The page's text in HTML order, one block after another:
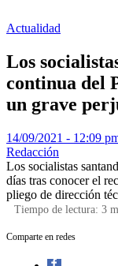
Actualidad
Los
continua del
un grave
14/09/2021 - 12:09
Redacción
Los socialistas
días tras conocer el
pliego de dirección
Tiempo de lectura: 3
Comparte en redes